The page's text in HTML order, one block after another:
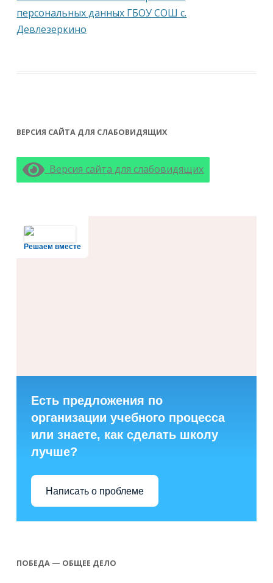
персональных данных ГБОУ СОШ с.
Девлезеркино
ВЕРСИЯ САЙТА ДЛЯ СЛАБОВИДЯЩИХ
Версия сайта для слабовидящих
Решаем вместе
Есть предложения по
организации учебного процесса
или знаете, как сделать школу
лучше?
Написать о проблеме
ПОБЕДА — ОБЩЕЕ ДЕЛО